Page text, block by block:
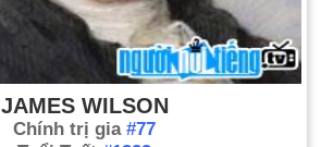
JAMES WILSON
Chính trị gia #77